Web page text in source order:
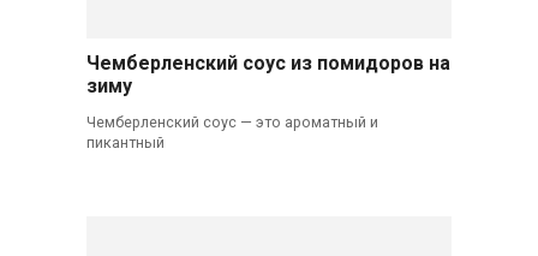
Чемберленский соус из помидоров на
зиму
Чемберленский соус — это ароматный и
пикантный